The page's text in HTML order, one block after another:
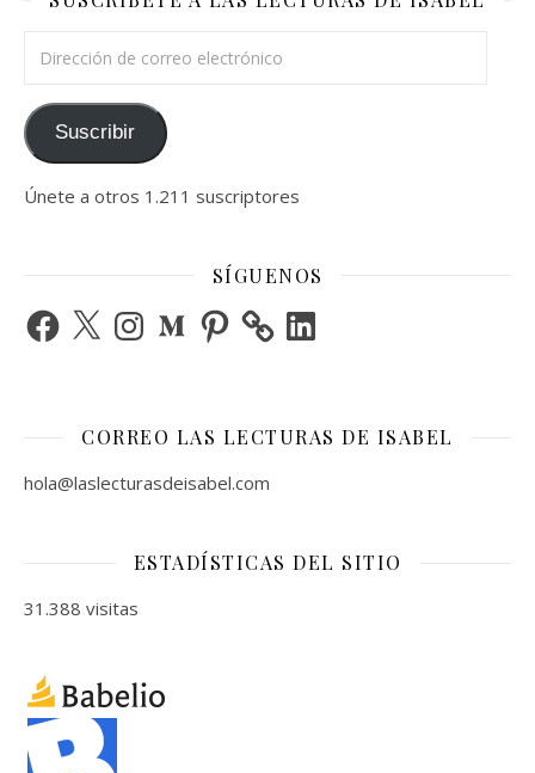
Suscribir
Únete a otros 1.211 suscriptores
SÍGUENOS
Facebook
X InstagramMediumPinterest LinkedIn
CORREO LAS LECTURAS DE ISABEL
hola@laslecturasdeisabel.com
ESTADÍSTICAS DEL SITIO
31.388 visitas